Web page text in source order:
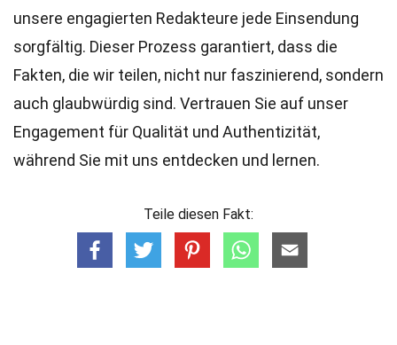
unsere engagierten Redakteure jede Einsendung
sorgfältig. Dieser Prozess garantiert, dass die
Fakten, die wir teilen, nicht nur faszinierend, sondern
auch glaubwürdig sind. Vertrauen Sie auf unser
Engagement für Qualität und Authentizität,
während Sie mit uns entdecken und lernen.
Teile diesen Fakt: